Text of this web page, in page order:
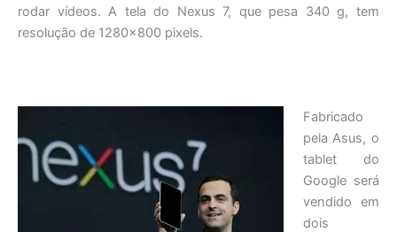
rodar vídeos. A tela do Nexus 7, que pesa 340 g, tem
resolução de 1280×800 pixels.
Fabricado
pela Asus, o
tablet do
Google será
vendido em
dois